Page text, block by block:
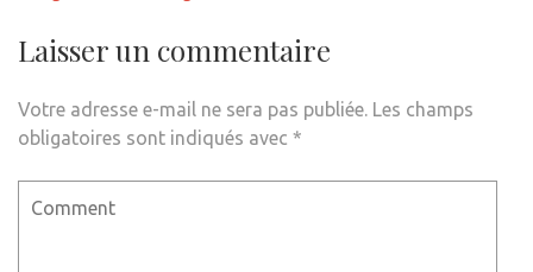
Laisser un commentaire
Votre adresse e-mail ne sera pas publiée. Les champs
obligatoires sont indiqués avec *